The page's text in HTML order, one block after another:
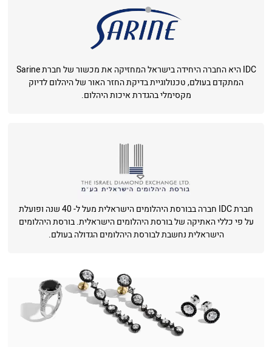
IDC היא החברה היחידה בישראל המחזיקה את מכשור של חברת Sarine
המתקדם בעולם, טכנולוגיית בדיקת החזר האור של היהלום לדיוק
מקסימלי בהגדרת איכות היהלום.
חברת IDC חברה בבורסת היהלומים הישראלית מעל ל- 40 שנה ופועלת
על פי כללי האתיקה של בורסת היהלומים הישראלית. בורסת היהלומים
הישראלית נחשבת לבורסת היהלומים הגדולה בעולם.